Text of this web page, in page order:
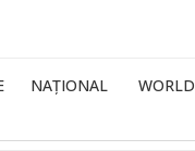
NAȚIONAL WORLD